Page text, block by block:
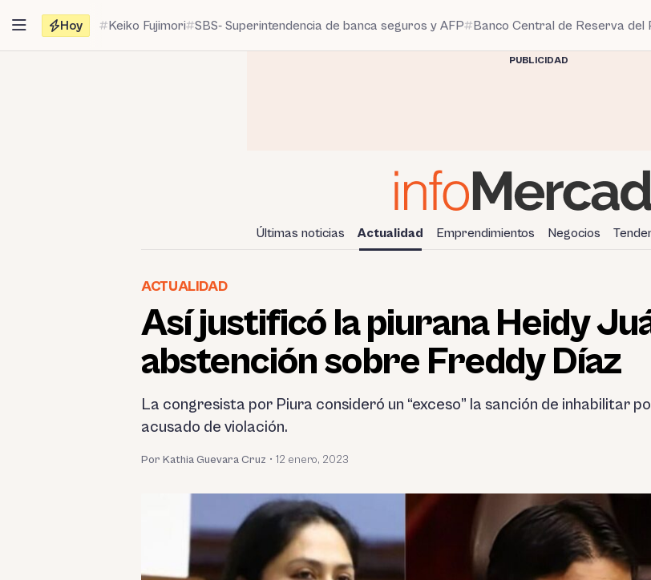
contenido
Hoy Keiko Fujimori SBS- Superintendencia de banca seguros y AFP Banco Central de Reserva del
PUBLICIDAD
Últimas noticias Actualidad Emprendimientos Negocios
ACTUALIDAD
Así justificó la piurana Heidy
abstención sobre Freddy Díaz
La congresista por Piura consideró un “exceso” la sanción de inhabilitar
acusado de violación.
Por Kathia Guevara Cruz • 12 enero, 2023